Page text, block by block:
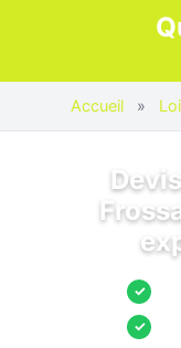
Accueil »
✓
✓